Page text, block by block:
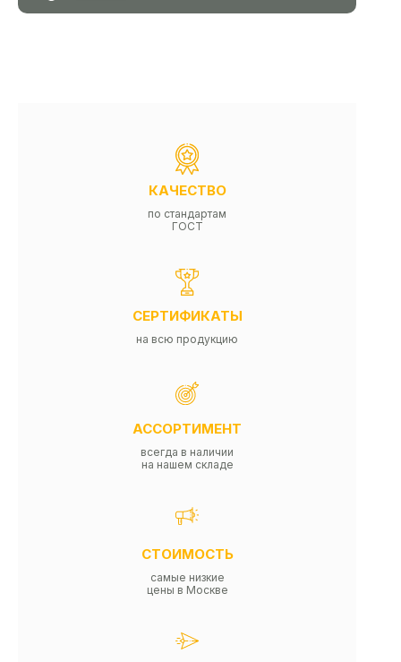
КАЧЕСТВО
по стандартам
ГОСТ
СЕРТИФИКАТЫ
на всю продукцию
АССОРТИМЕНТ
всегда в наличии
на нашем складе
СТОИМОСТЬ
самые низкие
цены в Москве